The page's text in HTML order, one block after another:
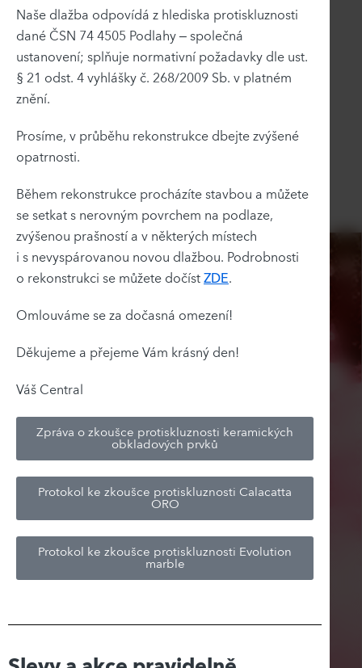
Naše dlažba odpovídá z hlediska protiskluznosti
dané ČSN 74 4505 Podlahy – společná
ustanovení; splňuje normativní požadavky dle ust.
§ 21 odst. 4 vyhlášky č. 268/2009 Sb. v platném
znění.
Prosíme, v průběhu rekonstrukce dbejte zvýšené
opatrnosti.
Během rekonstrukce procházíte stavbou a můžete
se setkat s nerovným povrchem na podlaze,
zvýšenou prašností a v některých místech
i s nevyspárovanou novou dlažbou. Podrobnosti
o rekonstrukci se můžete dočístZDE.
Omlouváme se za dočasná omezení!
Děkujeme a přejeme Vám krásný den!
Váš Central
Zpráva o zkoušce protiskluznosti keramických
obkladových prvků
Protokol ke zkoušce protiskluznosti Calacatta
ORO
Protokol ke zkoušce protiskluznosti Evolution
marble